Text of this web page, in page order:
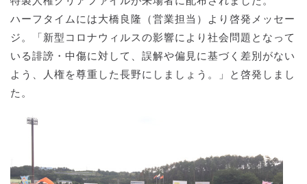
ハーフタイムには大橋良隆（営業担当）より啓発メッセー
ジ。「新型コロナウィルスの影響により社会問題となって
いる誹謗・中傷に対して、誤解や偏見に基づく差別がない
よう、人権を尊重した長野にしましょう。」と啓発しまし
た。